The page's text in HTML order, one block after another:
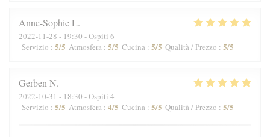
Anne-SophieL
2022-11-28 - 19:30 - Ospiti 6
Servizio : 5/5 Atmosfera : 5/5 Cucina : 5/5 Qualità / Prezzo : 5/5
GerbenN
2022-10-31 - 18:30 - Ospiti 4
Servizio : 5/5 Atmosfera : 4/5 Cucina : 5/5 Qualità / Prezzo : 5/5